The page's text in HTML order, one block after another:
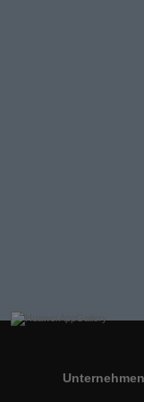
Unternehmen